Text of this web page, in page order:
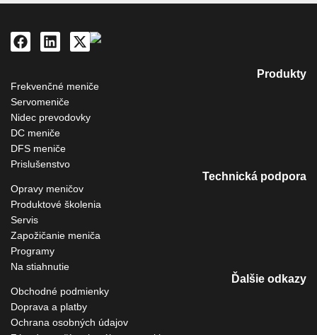
Produkty
Frekvenčné meniče
Servomeniče
Nidec prevodovky
DC meniče
DFS meniče
Prislušenstvo
Technická podpora
Opravy meničov
Produktové školenia
Servis
Zapožičanie meniča
Programy
Na stiahnutie
Ďalšie odkazy
Obchodné podmienky
Doprava a platby
Ochrana osobných údajov